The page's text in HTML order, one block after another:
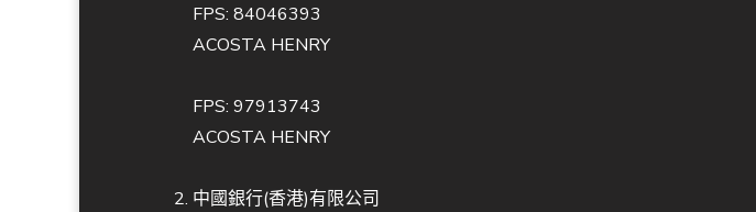
FPS: 84046393
ACOSTA HENRY
FPS: 97913743
ACOSTA HENRY
中國銀行(香港)有限公司